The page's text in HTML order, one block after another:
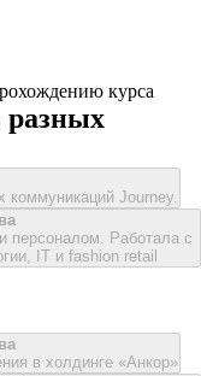
курса
коммуникаций Journey.
персоналом. Работала с
IT и fashion retail
в холдинге «Анкор»